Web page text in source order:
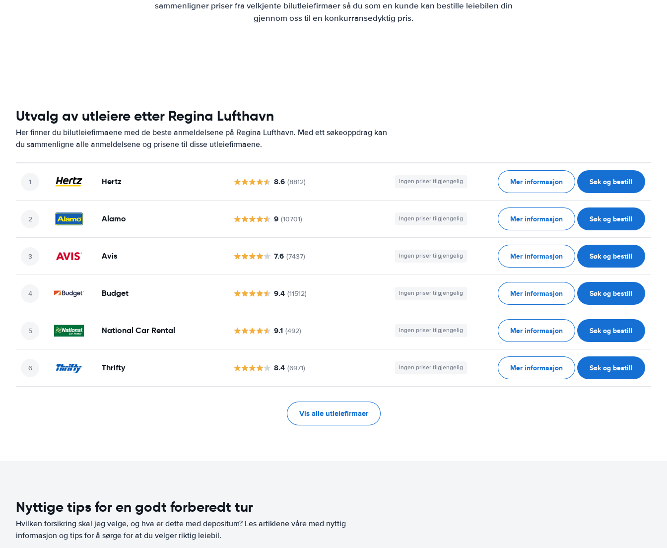
sammenligner priser fra velkjente bilutleiefirmaer så du som en kunde kan bestille leiebilen din
gjennom oss til en konkurransedyktig pris.
Utvalg av utleiere etter Regina Lufthavn
Her finner du bilutleiefirmaene med de beste anmeldelsene på Regina Lufthavn. Med ett søkeoppdrag kan
du sammenligne alle anmeldelsene og prisene til disse utleiefirmaene.
Hertz 8.6 (8812) Ingen priser tilgjengelig Mer informasjon Søk og bestill
Alamo 9 (10701) Ingen priser tilgjengelig Mer informasjon Søk og bestill
Avis 7.6 (7437) Ingen priser tilgjengelig Mer informasjon Søk og bestill
Budget 9.4 (11512) Ingen priser tilgjengelig Mer informasjon Søk og bestill
National Car Rental 9.1 (492) Ingen priser tilgjengelig Mer informasjon Søk og bestill
Thrifty 8.4 (6971) Ingen priser tilgjengelig Mer informasjon Søk og bestill
Vis alle utleiefirmaer
Nyttige tips for en godt forberedt tur
Hvilken forsikring skal jeg velge, og hva er dette med depositum? Les artiklene våre med nyttig
informasjon og tips for å sørge for at du velger riktig leiebil.